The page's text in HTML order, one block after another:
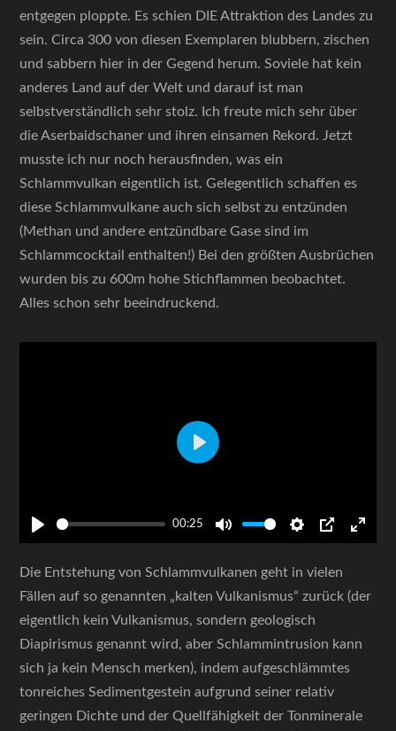
entgegen ploppte. Es schien DIE Attraktion des Landes zu
sein. Circa 300 von diesen Exemplaren blubbern, zischen
und sabbern hier in der Gegend herum. Soviele hat kein
anderes Land auf der Welt und darauf ist man
selbstverständlich sehr stolz. Ich freute mich sehr über
die Aserbaidschaner und ihren einsamen Rekord. Jetzt
musste ich nur noch herausfinden, was ein
Schlammvulkan eigentlich ist. Gelegentlich schaffen es
diese Schlammvulkane auch sich selbst zu entzünden
(Methan und andere entzündbare Gase sind im
Schlammcocktail enthalten!) Bei den größten Ausbrüchen
wurden bis zu 600m hohe Stichflammen beobachtet.
Alles schon sehr beeindruckend.
Play
00:25
Mute Settings
PIP Enter
Play
Die Entstehung von Schlammvulkanen geht in vielen
Fällen auf so genannten „kalten Vulkanismus“ zurück (der
eigentlich kein Vulkanismus, sondern geologisch
Diapirismus genannt wird, aber Schlammintrusion kann
sich ja kein Mensch merken), indem aufgeschlämmtes
tonreiches Sedimentgestein aufgrund seiner relativ
geringen Dichte und der Quellfähigkeit der Tonminerale